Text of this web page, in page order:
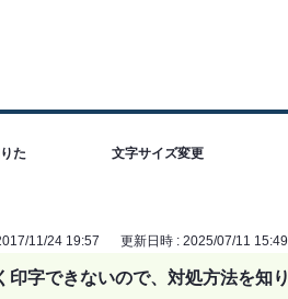
文字サイズ変更
た
11/24 19:57 更新日時 : 2025/07/11 15:49
字できないので、対処方法を知り